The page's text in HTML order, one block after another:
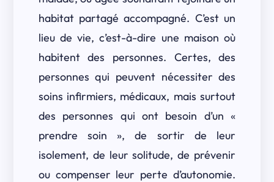
habitat partagé accompagné. C’est un
lieu de vie, c’est-à-dire une maison où
habitent des personnes. Certes, des
personnes qui peuvent nécessiter des
soins infirmiers, médicaux, mais surtout
des personnes qui ont besoin d’un «
prendre soin », de sortir de leur
isolement, de leur solitude, de prévenir
ou compenser leur perte d’autonomie.